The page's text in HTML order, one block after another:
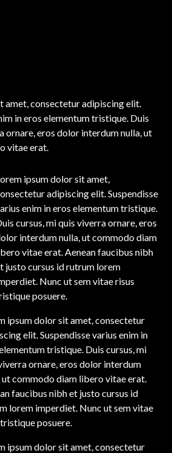
amet, consectetur adipiscing elit.
in eros elementum tristique. Duis
ornare, eros dolor interdum nulla, ut
vitae erat.
ipsum dolor sit amet,
adipiscing elit. Suspendisse
enim in eros elementum tristique.
cursus, mi quis viverra ornare, eros
interdum nulla, ut commodo diam
vitae erat. Aenean faucibus nibh
justo cursus id rutrum lorem
Nunc ut sem vitae risus
posuere.
ipsum dolor sit amet, consectetur
elit. Suspendisse varius enim in
tristique. Duis cursus, mi
ornare, eros dolor interdum
ut commodo diam libero vitae erat.
faucibus nibh et justo cursus id
lorem imperdiet. Nunc ut sem vitae
posuere.
ipsum dolor sit amet, consectetur